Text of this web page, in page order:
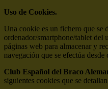
Uso de Cookies.
Una cookie es un fichero que se
ordenador/smartphone/tablet del
páginas web para almacenar y
navegación que se efectúa
Club Español del Braco
siguientes cookies que se